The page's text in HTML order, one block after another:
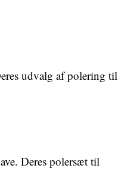
udvalg af polering til
Deres polersæt til